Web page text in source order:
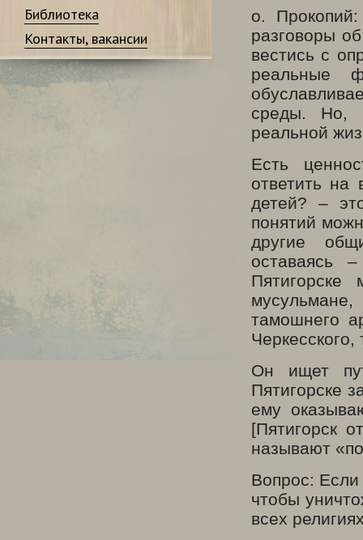
Библиотека
Контакты, вакансии
о. Прокопий:
разговоры
вестись с
реальные
среды. Но,
реальной
Есть
ответить на
детей? –
понятий
другие
оставаясь–
Пятигорске
тамошнего
Он ищет
Пятигорске
ему
[Пятигорск
называют
Вопрос:
чтобы
всех